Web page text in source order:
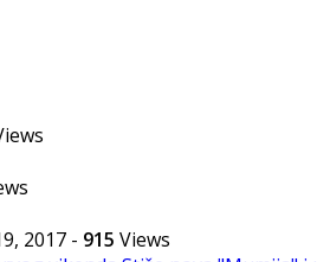
2017 - 915 Views